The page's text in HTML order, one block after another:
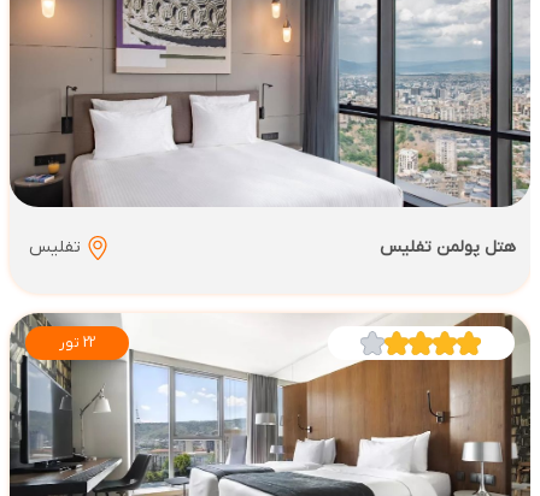
هتل پولمن تفلیس تفلیس
22 تور